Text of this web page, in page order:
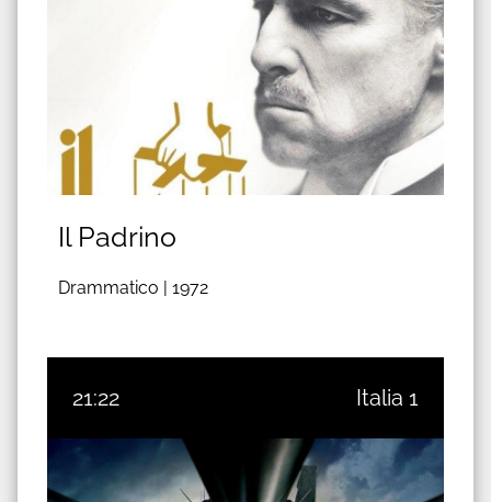
Il Padrino
Drammatico | 1972
21:22 Italia 1